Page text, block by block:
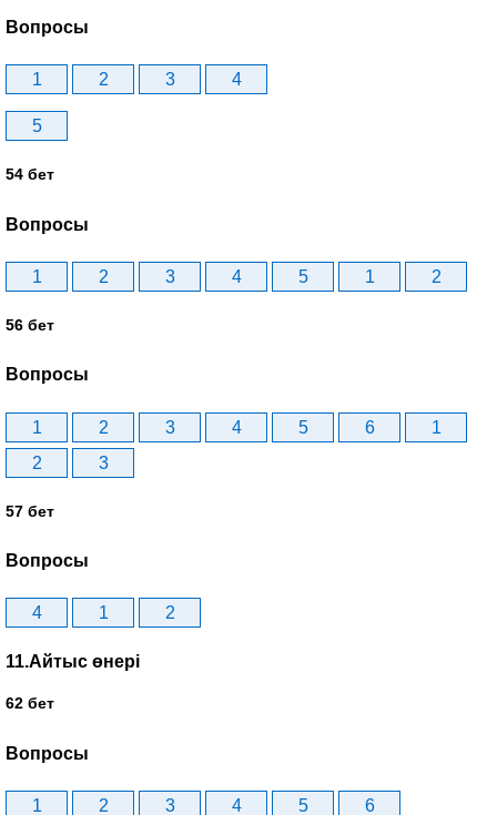
Вопросы
1 2 3 4
5
54 бет
Вопросы
1 2 3 4 5 1 2
56 бет
Вопросы
1 2 3 4 5 6
1
2
3
57 бет
Вопросы
4 1 2
11.Айтыс өнері
62 бет
Вопросы
1 2 3 4 5 6